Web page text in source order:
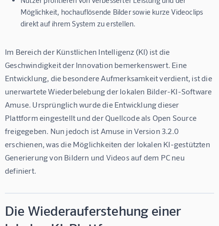
Möglichkeit, hochauflösende Bilder sowie kurze Videoclips
direkt auf ihrem System zu erstellen.
Im Bereich der Künstlichen Intelligenz (KI) ist die
Geschwindigkeit der Innovation bemerkenswert. Eine
Entwicklung, die besondere Aufmerksamkeit verdient, ist die
unerwartete Wiederbelebung der lokalen Bilder-KI-Software
Amuse. Ursprünglich wurde die Entwicklung dieser
Plattform eingestellt und der Quellcode als Open Source
freigegeben. Nun jedoch ist Amuse in Version 3.2.0
erschienen, was die Möglichkeiten der lokalen KI-gestützten
Generierung von Bildern und Videos auf dem PC neu
definiert.
Die Wiederauferstehung einer